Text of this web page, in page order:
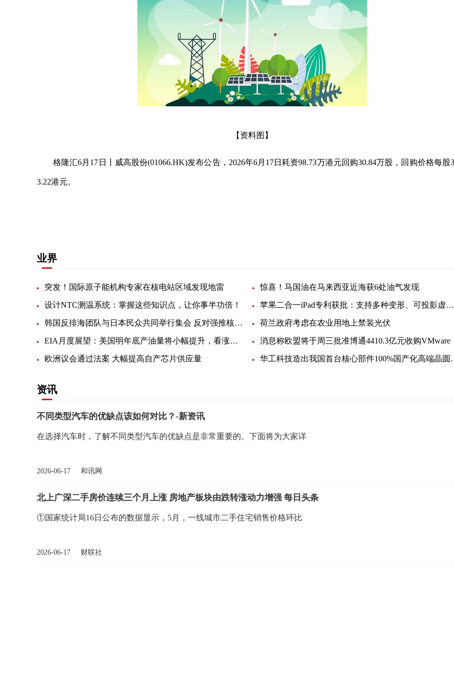
【资料图】
格隆汇6月17日丨威高股份(01066.HK)发布公告，2026年6月17日耗资98.73万港元回购30.84万股，回购价格每股
3.22港元。
业界
突发！国际原子能机构专家在核电站区域发现地雷 惊喜！马国油在马来西亚近海获6处油气发现
设计NTC测温系统：掌握这些知识点，让你事半功倍！ 苹果二合一iPad专利获批：支持多种变形、可投影虚拟键盘
韩国反排海团队与日本民众共同举行集会 反对强推核污染水排海 荷兰政府考虑在农业用地上禁装光伏
EIA月度展望：美国明年底产油量将小幅提升，看涨未来油价 消息称欧盟将于周三批准博通4410.3亿元收购VMware
欧洲议会通过法案 大幅提高自产芯片供应量 华工科技造出我
资讯
不同类型汽车的优缺点该如何对比？-新资讯
在选择汽车时，了解不同类型汽车的优缺点是非常重要的。下面将为大家详
2026-06-17 和讯网
北上广深二手房价连续三个月上涨 房地产板块由跌转涨动力增强 每日头条
①国家统计局16日公布的数据显示，5月，一线城市二手住宅销售价格环比
2026-06-17 财联社